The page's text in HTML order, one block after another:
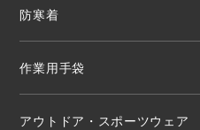
防寒着
作業用手袋
アウトドア・スポーツウェア